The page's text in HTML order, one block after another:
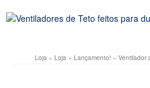
Loja » Loja » Lançamento! » Ventilador